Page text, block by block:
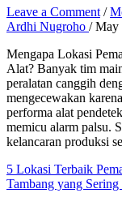
Leave a Comment /
Ardhi Nugroho /May
Mengapa Lokasi
Alat? Banyak tim
peralatan canggih
mengecewakan
performa alat
memicu alarm palsu.
kelancaran produksi
5 Lokasi Terbaik
Tambang yang Sering